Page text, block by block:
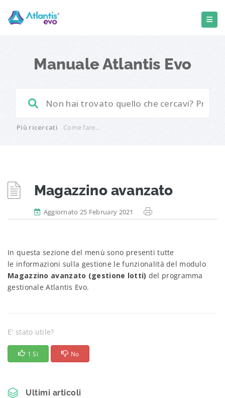
Manuale Atlantis Evo
Più ricercati Come fare...
Magazzino avanzato
Aggiornato 25 February 2021
In questa sezione del menù sono presenti tutte
le informazioni sulla gestione le funzionalità del modulo
Magazzino avanzato (gestione lotti) del programma
gestionale Atlantis Evo.
E' stato utile?
1 Sì No
Ultimi articoli